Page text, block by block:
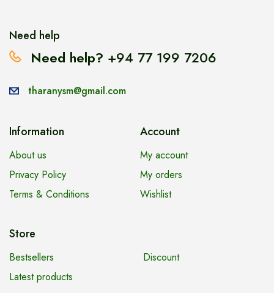
Need help
Need help? +94 77 199 7206
tharanysm@gmail.com
Information
About us
Privacy Policy
Terms & Conditions
Account
My account
My orders
Wishlist
Store
Bestsellers
Discount
Latest products